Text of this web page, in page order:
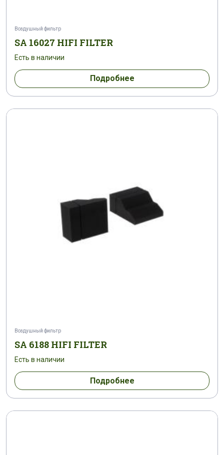
Воздушный фильтр
SA 16027 HIFI FILTER
Есть в наличии
Подробнее
Воздушный фильтр
SA 6188 HIFI FILTER
Есть в наличии
Подробнее